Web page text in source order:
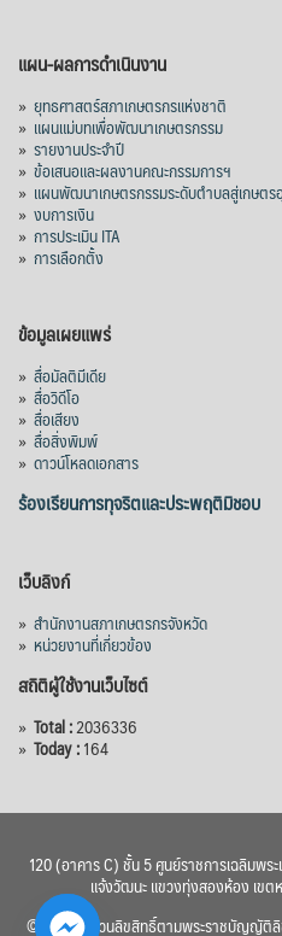
แผน-ผลการดำเนินงาน
» ยุทธศาสตร์สภาเกษตรกรแห่งชาติ
» แผนแม่บทเพื่อพัฒนาเกษตรกรรม
» รายงานประจำปี
» ข้อเสนอและผลงานคณะกรรมการฯ
» แผนพัฒนาเกษตรกรรมระดับตำบลสู่เกษต
» งบการเงิน
» การประเมิน ITA
» การเลือกตั้ง
ข้อมูลเผยแพร่
» สื่อมัลติมีเดีย
» สื่อวิดีโอ
» สื่อเสียง
» สื่อสิ่งพิมพ์
» ดาวน์โหลดเอกสาร
ร้องเรียนการทุจริตและประพฤติมิชอบ
เว็บลิงก์
» สำนักงานสภาเกษตรกรจังหวัด
» หน่วยงานที่เกี่ยวข้อง
สถิติผู้ใช้งานเว็บไซต์
» Total :2036336
» Today :164
120 (อาคาร C) ชั้น 5 ศูนย์ราชการเฉลิมพ
แจ้งวัฒนะ แขวงทุ่งสองห้อง เข
© 2560 สงวนลิขสิทธิ์ตามพระราชบัญญัติลิ